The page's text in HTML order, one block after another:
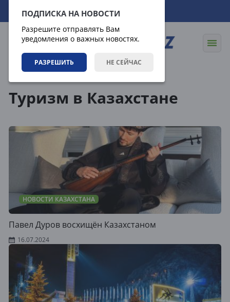
ПОДПИСКА НА НОВОСТИ
Разрешите отправлять Вам
уведомления о важных новостях.
РАЗРЕШИТЬ НЕ СЕЙЧАС
09.08.2026 04:01:23
Туризм в Казахстане
НОВОСТИ КАЗАХСТАНА
Павел Дуров восхищён Казахстаном
16.07.2024